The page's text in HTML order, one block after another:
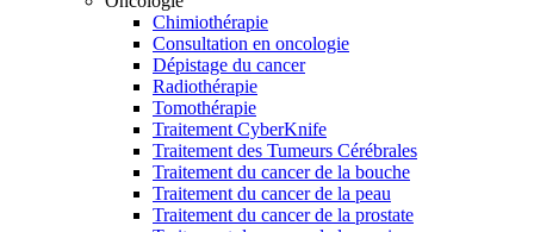
Chimiothérapie
Consultation en oncologie
Dépistage du cancer
Radiothérapie
Tomothérapie
Traitement CyberKnife
Traitement des Tumeurs Cérébrales
Traitement du cancer de la bouche
Traitement du cancer de la peau
Traitement du cancer de la prostate